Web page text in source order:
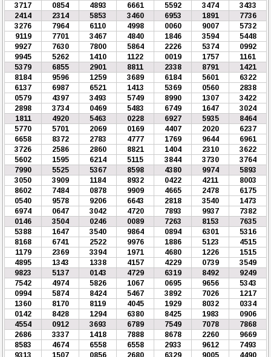
3717
0854 4893 6661 5592 3474
3433
2414
2314 5853 3460 6953 1891
7736
3276
7964 6110 4998 0060 9007
5732
9119
7701 3467 4840 1846 3594
5448
9927
7630 7800 5864 2226 5374
0992
9945
5262 1410 1122 0019 1757
1161
5379
6855 2901 8811 2338 8791
1421
8184
9596 1259 3689 6184 5601
6322
6137
6987 6521 1413 5369 0560
2838
0579
4397 3493 5749 8990 1307
3422
2898
3734 0469 5483 6749 1647
3024
1811
4920 5463 0228 6927 5935
8464
5770
5701 2069 0169 4407 2020
6237
6658
8372 2783 4777 1769 9644
6961
3726
2586 2860 8821 1404 2310
3622
5602
1595 6214 5115 3844 3730
3764
7990
5525 5367 8598 4380 9974
5893
3050
3909 1184 8932 0422 4211
8003
8602
7484 0878 9909 4665 2478
6175
0540
9578 9206 6643 2818 3540
1473
6974
0647 3042 4720 7893 9937
7382
0146
3504 0246 0089 7263 8153
7635
5388
1647 3540 9864 0894 6301
5316
8168
6741 2522 9976 1886 5123
4515
1179
2369 3394 1971 4680 1226
1515
4895
1343 1338 4157 4229 0739
3549
9823
5137 0143 4729 6319 8492
9249
7542
4974 5826 1067 0695 9656
5343
0994
5874 8424 5467 3892 7026
1217
1360
8170 8119 4045 1929 8032
0334
0142
8428 1294 6380 8425 1983
0906
4554
0912 3693 6789 7549 7078
7868
2686
3337 1418 7888 8678 2260
9669
8583
4674 6558 6558 2933 9612
7493
9313
1507 0856 2680 6329 9005
4490